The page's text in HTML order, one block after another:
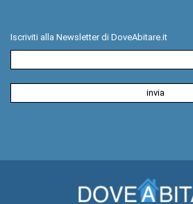
Iscriviti alla Newsletter di DoveAbitare.it